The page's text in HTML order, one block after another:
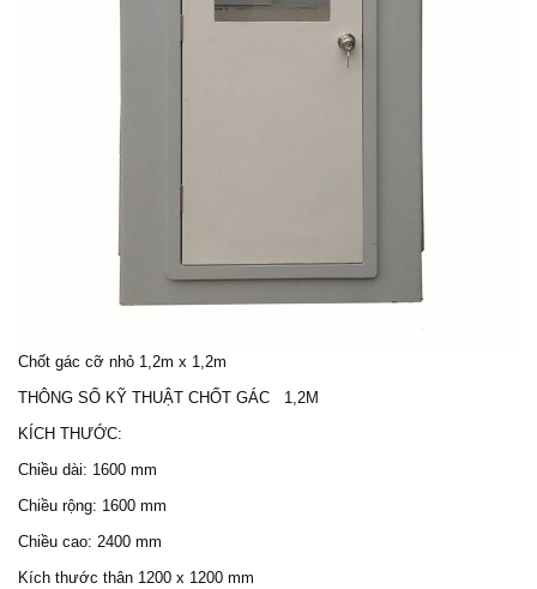
Chốt gác cỡ nhỏ 1,2m x 1,2m
THÔNG SỐ KỸ THUẬT CHỐT GÁC 1,2M
KÍCH THƯỚC:
Chiều dài: 1600 mm
Chiều rộng: 1600 mm
Chiều cao: 2400 mm
Kích thước thân 1200 x 1200 mm